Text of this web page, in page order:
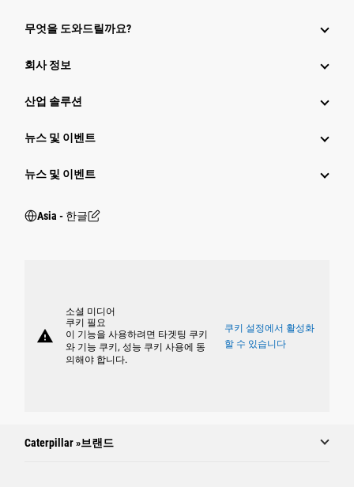
무엇을 도와드릴까요?
회사 정보
산업 솔루션
뉴스 및 이벤트
뉴스 및 이벤트
Asia - 한글
warning
소셜 미디어
쿠키 필요
이 기능을 사용하려면 타겟팅 쿠키
와 기능 쿠키, 성능 쿠키 사용에 동
의해야 합니다.
쿠키 설정에서 활성화
할 수 있습니다
Caterpillar »브랜드